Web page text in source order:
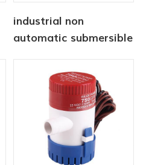
industrial non
automatic submersible